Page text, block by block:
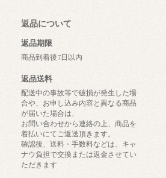
返品について
返品期限
商品到着後7日以内
返品送料
配送中の事故等で破損が発生した場
合や、お申し込み内容と異なる商品
が届いた場合は、
お問い合わせから連絡の上、商品を
着払いにてご返送頂きます。
確認後、送料・手数料などは、キャ
ナウ負担で交換または返金させてい
ただきます